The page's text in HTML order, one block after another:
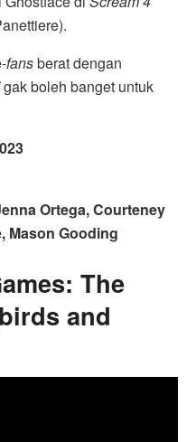
fansberat dengan
gak boleh banget untuk
Ortega, Courteney
Mason Gooding
The
and